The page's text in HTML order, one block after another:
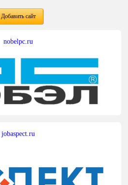
Добавить сайт
nobelpc.ru
jobaspect.ru